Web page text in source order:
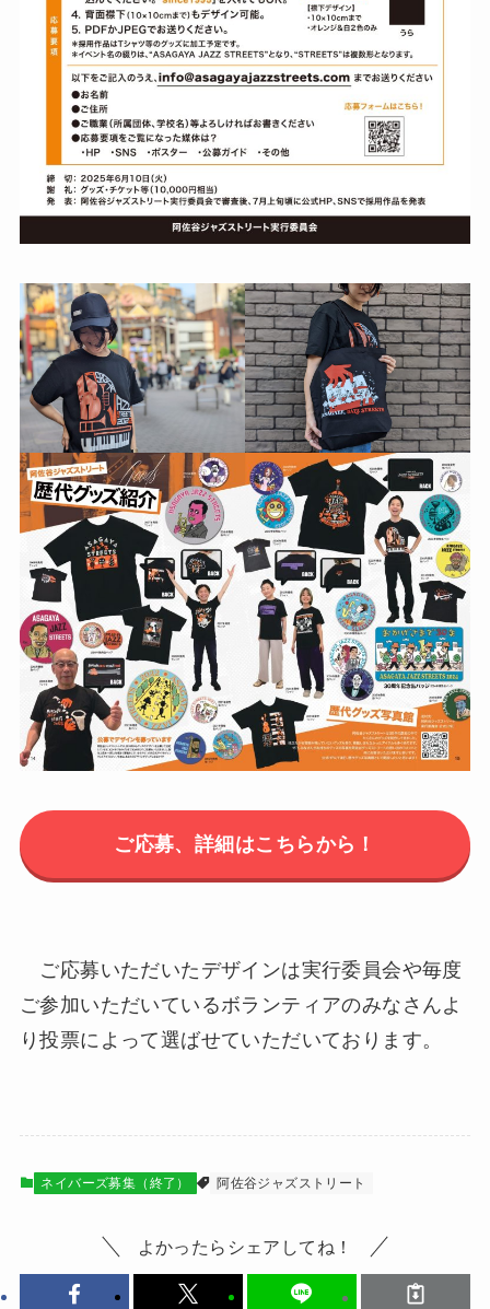
ご応募、詳細はこちらから！
ご応募いただいたデザインは実行委員会や毎度
ご参加いただいているボランティアのみなさんよ
り投票によって選ばせていただいております。
ネイバーズ募集（終了） 阿佐谷ジャズストリート
よかったらシェアしてね！